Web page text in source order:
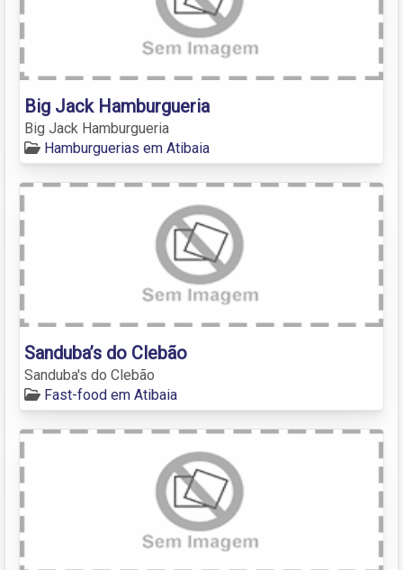
Big Jack Hamburgueria
Big Jack Hamburgueria
Hamburguerias em Atibaia
Sanduba’s do Clebão
Sanduba's do Clebão
Fast-food em Atibaia